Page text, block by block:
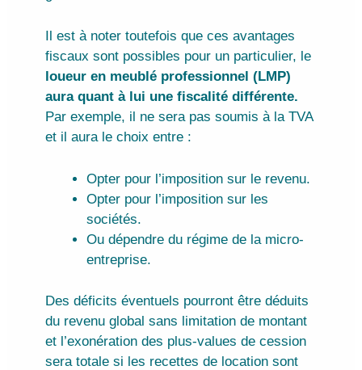
Il est à noter toutefois que ces avantages
fiscaux sont possibles pour un particulier, le
loueur en meublé professionnel (LMP)
aura quant à lui une fiscalité différente.
Par exemple, il ne sera pas soumis à la TVA
et il aura le choix entre :
Opter pour l’imposition sur le revenu.
Opter pour l’imposition sur les
sociétés.
Ou dépendre du régime de la micro-
entreprise.
Des déficits éventuels pourront être déduits
du revenu global sans limitation de montant
et l’exonération des plus-values de cession
sera totale si les recettes de location sont